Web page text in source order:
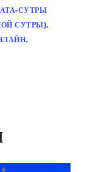
СУТРЫ
СУТРЫ).